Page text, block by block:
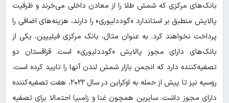
بانک‌های مرکزی که شمش طلا را از معادن داخلی می‌خرند و ظرفیت
پالایش منطبق بر استاندارد «گوددلیوری» را دارند، هزینه‌های اضافی را
پرداخت نخواهند کرد. به عنوان مثال، بانک مرکزی فیلیپین، یکی از
بانک‌های دارای مجوز پالایش «گوددلیوری» است. قزاقستان دو
تصفیه‌کننده دارد که انجمن بازار شمش لندن آنها را تایید کرده است.
روسیه نیز تا پیش از حمله به اوکراین در سال ۲۰۲۲، هفت تصفیه‌کننده
دارای مجوز داشت. سایرین همچون غنا و زامبیا احتمالا برای تصفیه